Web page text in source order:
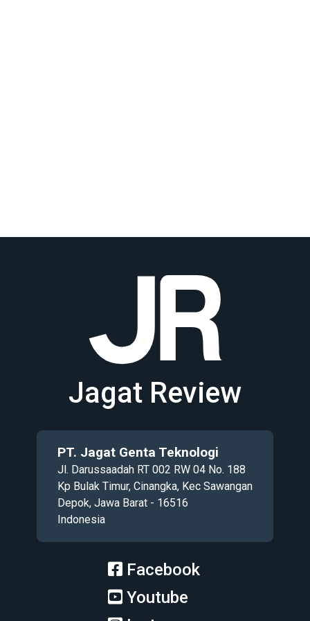
Jagat Review
PT. Jagat Genta Teknologi
Jl. Darussaadah RT 002 RW 04 No. 188
Kp Bulak Timur, Cinangka, Kec Sawangan
Depok, Jawa Barat - 16516
Indonesia
Facebook
Youtube